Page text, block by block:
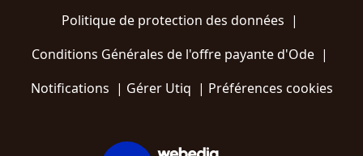
Politique de protection des données |
Conditions Générales de l'offre payante d'Ode |
Notifications | Gérer Utiq | Préférences cookies